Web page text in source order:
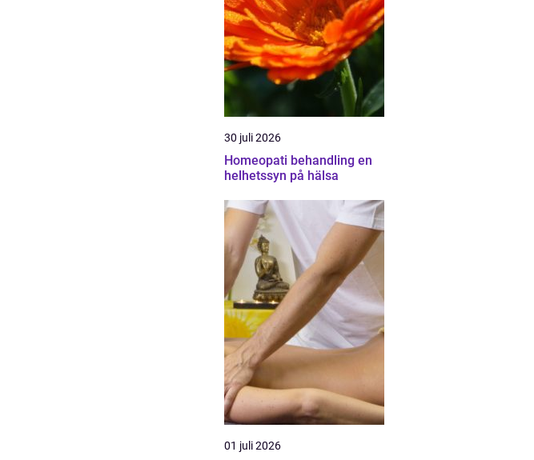
30 juli 2026
Homeopati behandling en
helhetssyn på hälsa
01 juli 2026